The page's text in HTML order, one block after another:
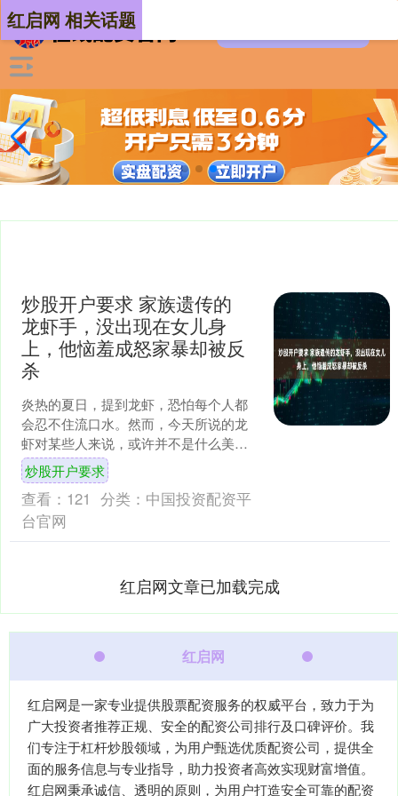
红启网 相关话题
炒股开户要求 家族遗传的
龙虾手，没出现在女儿身
上，他恼羞成怒家暴却被反
杀
炎热的夏日，提到龙虾，恐怕每个人都
会忍不住流口水。然而，今天所说的龙
虾对某些人来说，或许并不是什么美味
的海鲜炒股开户要求，而是一个无法逃
避的噩梦，甚至是他们一生....
炒股开户要求
查看： 121 分类： 中国投资配资平
台官网
红启网文章已加载完成
红启网
红启网是一家专业提供股票配资服务的权威平台，致力于为
广大投资者推荐正规、安全的配资公司排行及口碑评价。我
们专注于杠杆炒股领域，为用户甄选优质配资公司，提供全
面的服务信息与专业指导，助力投资者高效实现财富增值。
红启网秉承诚信、透明的原则，为用户打造安全可靠的配资